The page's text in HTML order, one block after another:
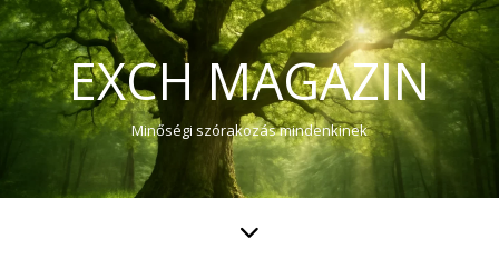
EXCH MAGAZIN
Minőségi szórakozás mindenkinek